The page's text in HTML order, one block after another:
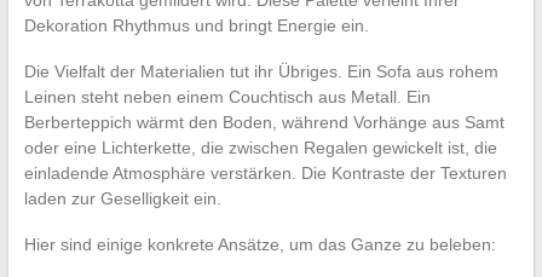
Dekoration Rhythmus und bringt Energie ein.
Die Vielfalt der Materialien tut ihr Übriges. Ein Sofa aus rohem
Leinen steht neben einem Couchtisch aus Metall. Ein
Berberteppich wärmt den Boden, während Vorhänge aus Samt
oder eine Lichterkette, die zwischen Regalen gewickelt ist, die
einladende Atmosphäre verstärken. Die Kontraste der Texturen
laden zur Geselligkeit ein.
Hier sind einige konkrete Ansätze, um das Ganze zu beleben: